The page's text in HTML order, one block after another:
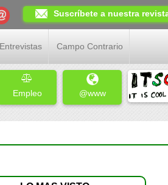
Suscríbete a nuestra
Entrevistas Campo Contrario
Empleo @www